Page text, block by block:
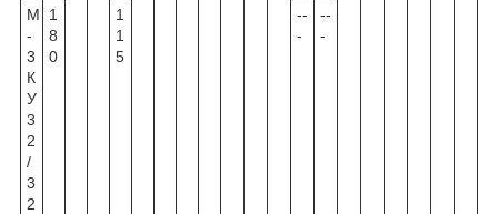
М
-
3
К
У
3
2
/
3
2
1
8
0
1
1
5
--
-
--
-